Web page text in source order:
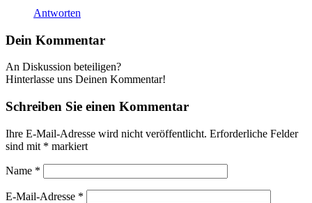
Antworten
Dein Kommentar
An Diskussion beteiligen?
Hinterlasse uns Deinen Kommentar!
Schreiben Sie einen Kommentar
Ihre E-Mail-Adresse wird nicht veröffentlicht. Erforderliche Felder
sind mit * markiert
Name *
E-Mail-Adresse *